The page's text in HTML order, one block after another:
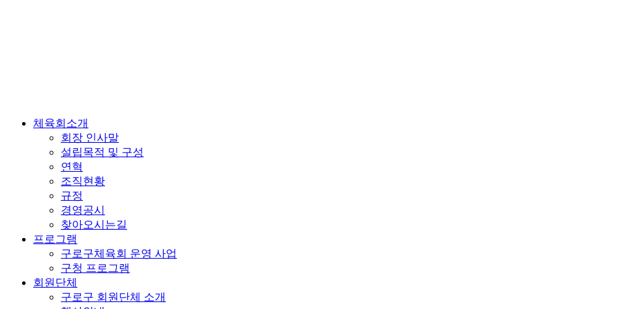
체육회소개
회장 인사말
설립목적 및 구성
연혁
조직현황
규정
경영공시
찾아오시는길
프로그램
구로구체육회 운영 사업
구청 프로그램
회원단체
구로구 회원단체 소개